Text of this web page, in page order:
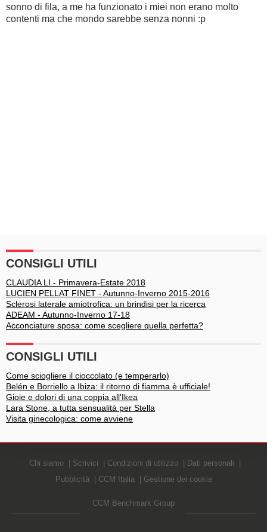
sonno di fila, a me ha funzionato i miei non erano molto
contenti ma che mondo sarebbe senza nonni :p
CONSIGLI UTILI
CLAUDIA LI - Primavera-Estate 2018
LUCIEN PELLAT FINET - Autunno-Inverno 2015-2016
Sclerosi laterale amiotrofica: un brindisi per la ricerca
ADEAM - Autunno-Inverno 17-18
Acconciature sposa: come scegliere quella perfetta?
CONSIGLI UTILI
Come sciogliere il cioccolato (e temperarlo)
Belén e Borriello a Ibiza: il ritorno di fiamma è ufficiale!
Gioie e dolori di una coppia all'Ikea
Lara Stone, a tutta sensualità per Stella
Visita ginecologica: come avviene
Chi siamo Scrivici Condizioni di utilizzo
Dati personali
Pubblicità
CCM Italia Gestione dei cookie
CCM Benchmark Group